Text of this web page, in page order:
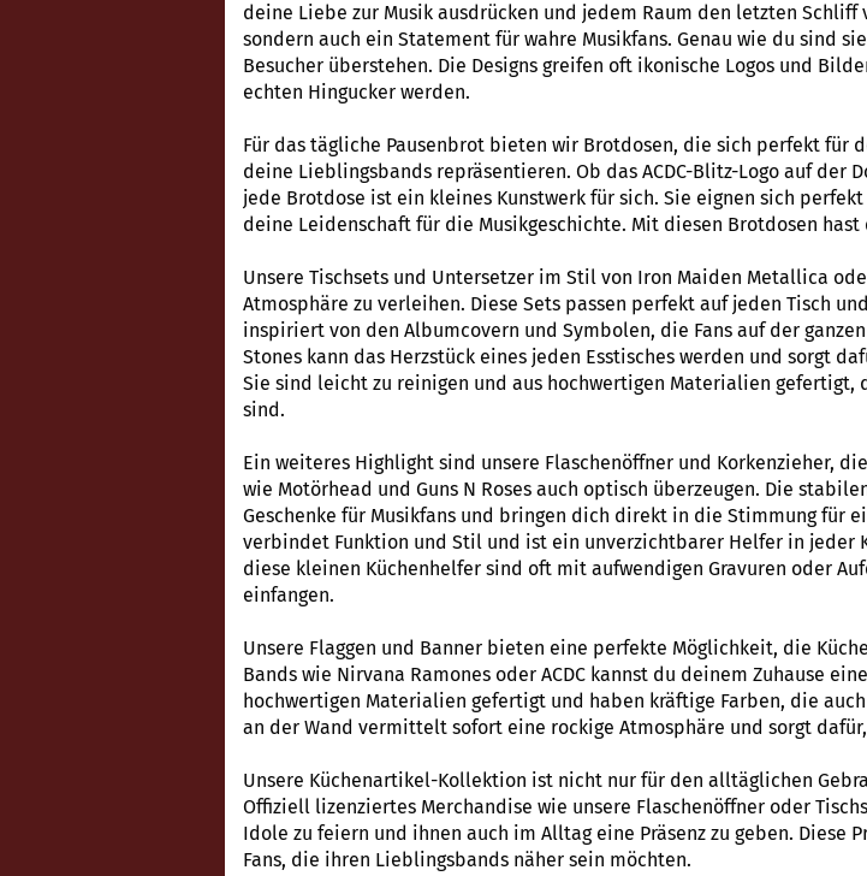
deine Liebe zur Musik ausdrücken und jedem Raum den letzten
sondern auch ein Statement für wahre Musikfans. Genau wie du sind
Besucher überstehen. Die Designs greifen oft ikonische Logos und
echten Hingucker werden.
Für das tägliche Pausenbrot bieten wir Brotdosen, die sich perfekt für
deine Lieblingsbands repräsentieren. Ob das ACDC-Blitz-Logo auf der
jede Brotdose ist ein kleines Kunstwerk für sich. Sie eignen sich
deine Leidenschaft für die Musikgeschichte. Mit diesen Brotdosen
Unsere Tischsets und Untersetzer im Stil von Iron Maiden Metallica
Atmosphäre zu verleihen. Diese Sets passen perfekt auf jeden Tisch
inspiriert von den Albumcovern und Symbolen, die Fans auf der
Stones kann das Herzstück eines jeden Esstisches werden und sorgt
Sie sind leicht zu reinigen und aus hochwertigen Materialien
sind.
Ein weiteres Highlight sind unsere Flaschenöffner und Korkenzieher,
wie Motörhead und Guns N Roses auch optisch überzeugen. Die
Geschenke für Musikfans und bringen dich direkt in die Stimmung für
verbindet Funktion und Stil und ist ein unverzichtbarer Helfer in jeder
diese kleinen Küchenhelfer sind oft mit aufwendigen Gravuren oder
einfangen.
Unsere Flaggen und Banner bieten eine perfekte Möglichkeit, die
Bands wie Nirvana Ramones oder ACDC kannst du deinem Zuhause
hochwertigen Materialien gefertigt und haben kräftige Farben, die
an der Wand vermittelt sofort eine rockige Atmosphäre und sorgt
Unsere Küchenartikel-Kollektion ist nicht nur für den alltäglichen
Offiziell lizenziertes Merchandise wie unsere Flaschenöffner oder
Idole zu feiern und ihnen auch im Alltag eine Präsenz zu geben. Diese
Fans, die ihren Lieblingsbands näher sein möchten.